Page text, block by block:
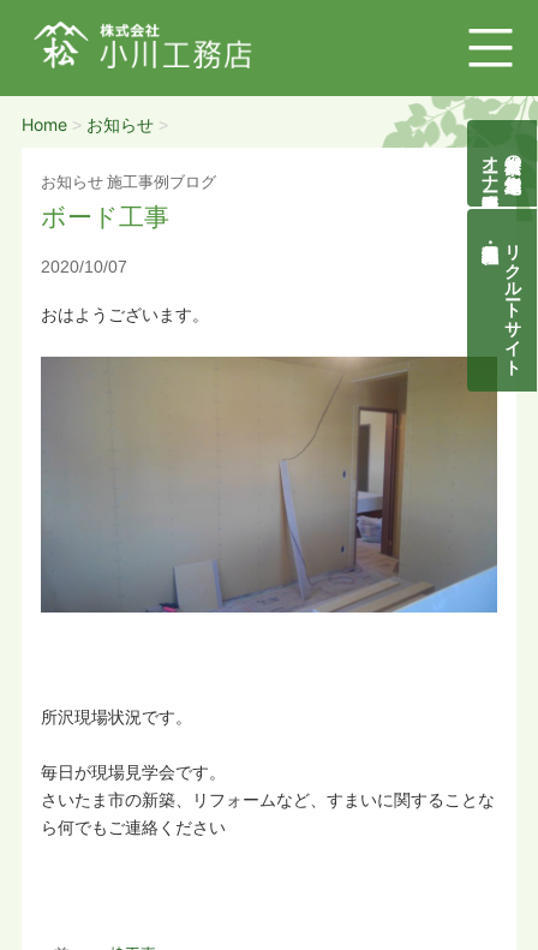
Home> お知らせ>
お知らせ 施工事例ブログ
ボード工事
2020/10/07
おはようございます。
所沢現場状況です。
毎日が現場見学会です。
さいたま市の新築、リフォームなど、すまいに関することな
ら何でもご連絡ください
自然素材の無垢木造住宅
オーナー様募集説明会
リクルートサイト